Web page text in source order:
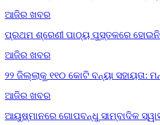
ଆଜିର ଖବର
ପ୍ରଥମ ଶ୍ରେଣୀ ପାଠ୍ୟ ପୁସ୍ତକରେ
ଆଜିର ଖବର
୨୨ ଜିଲ୍ଲାକୁ ୧୧୦ କୋଟି ବନ୍ୟା ସହାୟତା:
ଆଜିର ଖବର
ଆୟୁଷ୍ମାନରେ ଗୋପବନ୍ଧୁ ସାମ୍ବାଦିକ